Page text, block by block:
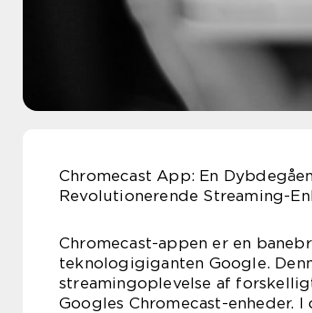
Chromecast App: En
Revolutionerende Streaming-
Chromecast-appen er en
teknologigiganten Google.
streamingoplevelse af
Googles Chromecast-enheder.